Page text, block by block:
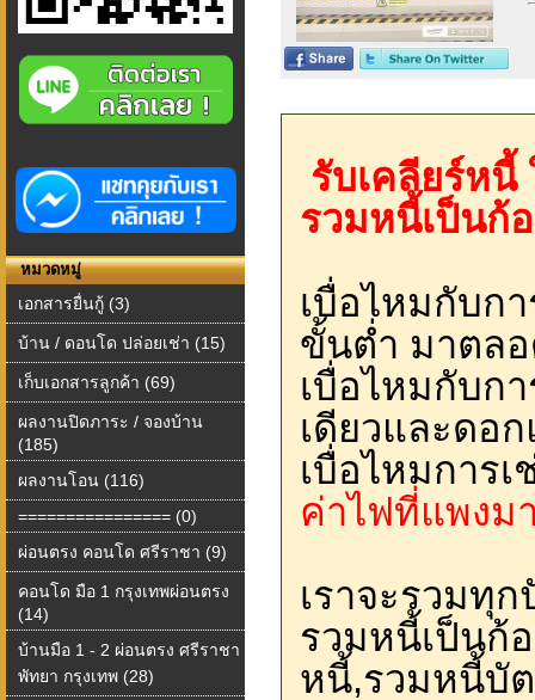
หมวดหมู่
เอกสารยื่นกู้ (3)
บ้าน / ดอนโด ปล่อยเช่า (15)
เก็บเอกสารลูกค้า (69)
ผลงานปิดภาระ / จองบ้าน
(185)
ผลงานโอน (116)
================ (0)
ผ่อนตรง คอนโด ศรีราชา (9)
คอนโด มือ 1 กรุงเทพผ่อนตรง
(14)
บ้านมือ 1 - 2 ผ่อนตรง ศรีราชา
พัทยา กรุงเทพ (28)
รับเคลียร์ห
รวมหนี้เป็นก้
เบื่อไหมกับก
ขั้นต่ำ มาตล
เบื่อไหมกับก
เดียวและดอ
เบื่อไหมการ
ค่าไฟที่แพงม
เราจะรวมทุ
รวมหนี้เป็นก้
หนี้,รวมหนี้บั